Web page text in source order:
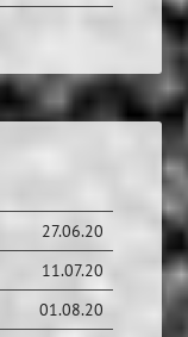
27.06.20
11.07.20
01.08.20